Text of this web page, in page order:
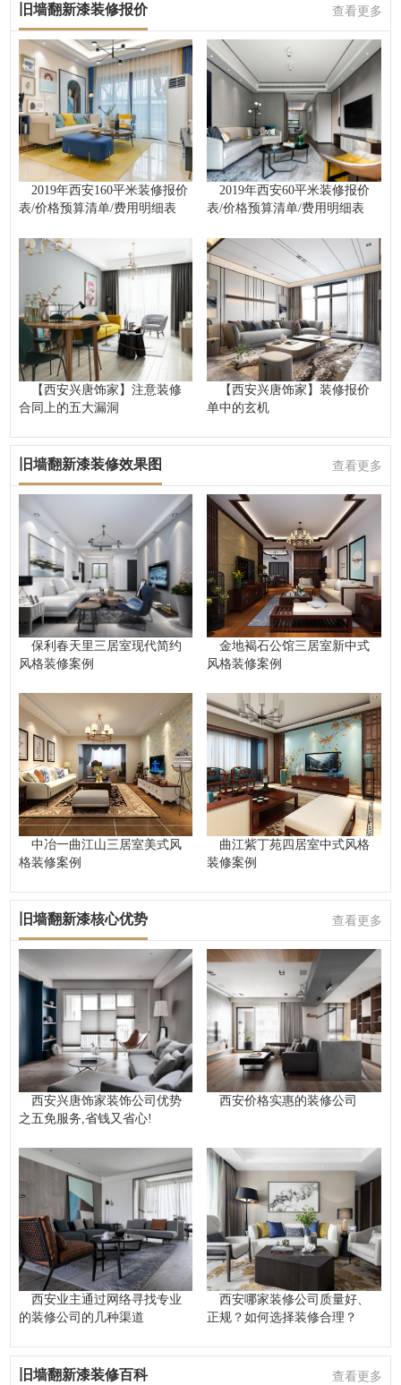
旧墙翻新漆装修报价 查看更多
2019年西安160平米装修报价
表/价格预算清单/费用明细表
2019年西安60平米装修报价
表/价格预算清单/费用明细表
【西安兴唐饰家】注意装修
合同上的五大漏洞
【西安兴唐饰家】装修报价
单中的玄机
旧墙翻新漆装修效果图 查看更多
保利春天里三居室现代简约
风格装修案例
金地褐石公馆三居室新中式
风格装修案例
中冶一曲江山三居室美式风
格装修案例
曲江紫丁苑四居室中式风格
装修案例
旧墙翻新漆核心优势 查看更多
西安兴唐饰家装饰公司优势
之五免服务,省钱又省心!
西安价格实惠的装修公司
西安业主通过网络寻找专业
的装修公司的几种渠道
西安哪家装修公司质量好、
正规？如何选择装修合理？
旧墙翻新漆装修百科 查看更多